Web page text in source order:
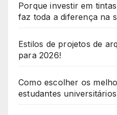
Porque investir em
faz toda a diferença na
Estilos de projetos de
para 2026!
Como escolher os
estudantes universitários